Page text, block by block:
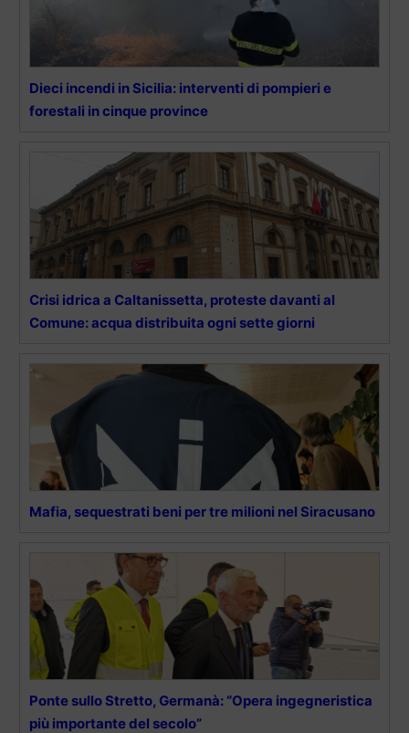
Dieci incendi in Sicilia: interventi di pompieri e
forestali in cinque province
Crisi idrica a Caltanissetta, proteste davanti al
Comune: acqua distribuita ogni sette giorni
Mafia, sequestrati beni per tre milioni nel Siracusano
Ponte sullo Stretto, Germanà: “Opera ingegneristica
più importante del secolo”